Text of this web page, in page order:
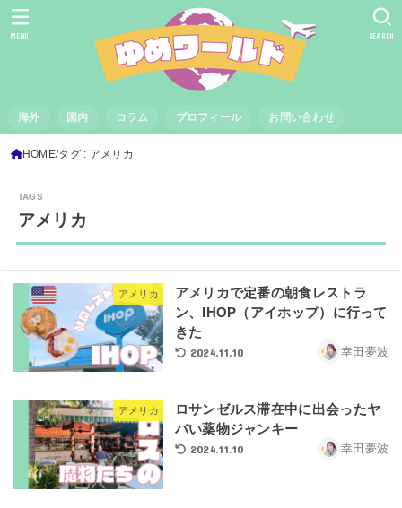
海外 国内 コラム プロフィール お問い合わせ
SEARCH
MENU
HOME タグ : アメリカ
アメリカ
アメリカ
アメリカで定番の朝食レストラ
ン、IHOP（アイホップ）に行って
きた
2024.11.10 幸田夢波
アメリカ
ロサンゼルス滞在中に出会ったヤ
バい薬物ジャンキー
2024.11.10 幸田夢波